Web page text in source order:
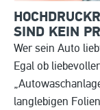
IND KEIN
Wer sein Auto
Egal ob
langlebigen